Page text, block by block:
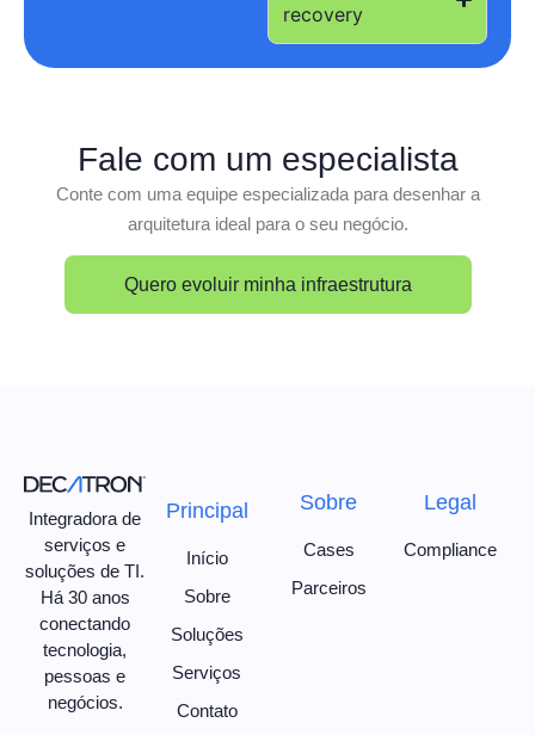
recovery
Fale com um especialista
Conte com uma equipe especializada para desenhar a
arquitetura ideal para o seu negócio.
Quero evoluir minha infraestrutura
Integradora de
serviços e
soluções de TI.
Há 30 anos
conectando
tecnologia,
pessoas e
negócios.
Principal
Início
Sobre
Soluções
Serviços
Contato
Sobre
Cases
Parceiros
Legal
Compliance